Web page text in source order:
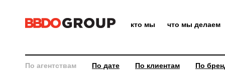
кто мы что мы делаем
По агентствам По дате По клиентам По